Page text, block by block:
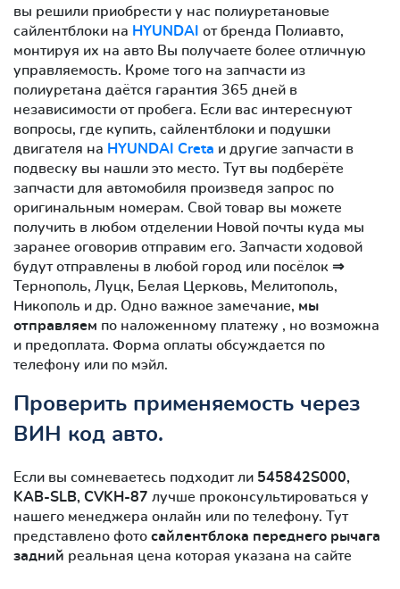
вы решили приобрести у нас полиуретановые
сайлентблоки на HYUNDAI от бренда Полиавто,
монтируя их на авто Вы получаете более отличную
управляемость. Кроме того на запчасти из
полиуретана даётся гарантия 365 дней в
независимости от пробега. Если вас интереснуют
вопросы, где купить, сайлентблоки и подушки
двигателя на HYUNDAI Creta и другие запчасти в
подвеску вы нашли это место. Тут вы подберёте
запчасти для автомобиля произведя запрос по
оригинальным номерам. Свой товар вы можете
получить в любом отделении Новой почты куда мы
заранее оговорив отправим его. Запчасти ходовой
будут отправлены в любой город или посёлок ⇒
Тернополь, Луцк, Белая Церковь, Мелитополь,
Никополь и др. Одно важное замечание, мы
отправляем по наложенному платежу , но возможна
и предоплата. Форма оплаты обсуждается по
телефону или по мэйл.
Проверить применяемость через
ВИН код авто.
Если вы сомневаетесь подходит ли 545842S000,
KAB-SLB, CVKH-87 лучше проконсультироваться у
нашего менеджера онлайн или по телефону. Тут
представлено фото сайлентблокa переднего рычага
задний реальная цена которая указана на сайте